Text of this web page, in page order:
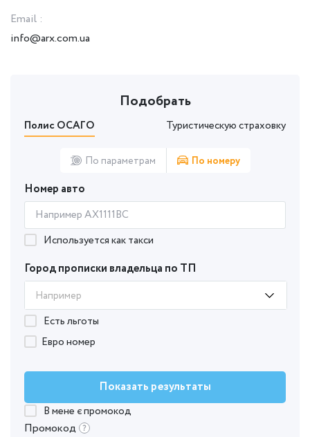
Email :
info@arx.com.ua
Подобрать
Полис ОСАГО Туристическую страховку
По параметрам По номеру
Номер авто
Используется как такси
Город прописки владельца по ТП
Например
Есть льготы
Евро номер
Показать результаты
В мене є промокод
Промокод